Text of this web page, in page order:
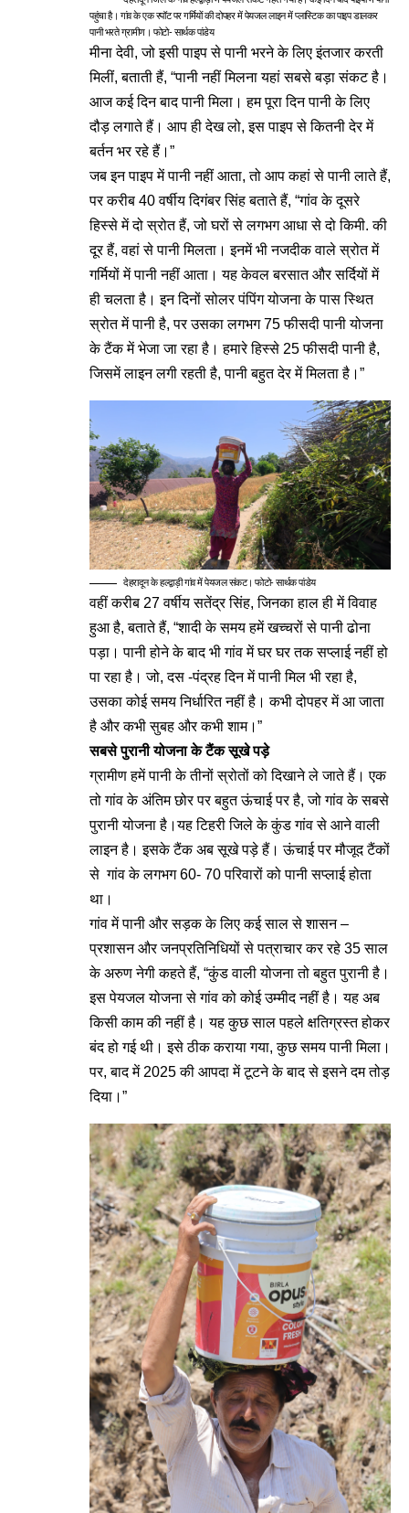
पहुंचा है। गांव के एक स्पॉट पर गर्मियों की दोपहर में पेयजल लाइन में प्लास्टिक का पाइप डालकर
पानी भरते ग्रामीण। फोटो- सार्थक पांडेय
मीना देवी, जो इसी पाइप से पानी भरने के लिए इंतजार करती
मिलीं, बताती हैं, “पानी नहीं मिलना यहां सबसे बड़ा संकट है।
आज कई दिन बाद पानी मिला। हम पूरा दिन पानी के लिए
दौड़ लगाते हैं। आप ही देख लो, इस पाइप से कितनी देर में
बर्तन भर रहे हैं।”
जब इन पाइप में पानी नहीं आता, तो आप कहां से पानी लाते हैं,
पर करीब 40 वर्षीय दिगंबर सिंह बताते हैं, “गांव के दूसरे
हिस्से में दो स्रोत हैं, जो घरों से लगभग आधा से दो किमी. की
दूर हैं, वहां से पानी मिलता। इनमें भी नजदीक वाले स्रोत में
गर्मियों में पानी नहीं आता। यह केवल बरसात और सर्दियों में
ही चलता है। इन दिनों सोलर पंपिंग योजना के पास स्थित
स्रोत में पानी है, पर उसका लगभग 75 फीसदी पानी योजना
के टैंक में भेजा जा रहा है। हमारे हिस्से 25 फीसदी पानी है,
जिसमें लाइन लगी रहती है, पानी बहुत देर में मिलता है।”
देहरादून के हल्द्वाड़ी गांव में पेयजल संकट। फोटो- सार्थक पांडेय
वहीं करीब 27 वर्षीय सतेंद्र सिंह, जिनका हाल ही में विवाह
हुआ है, बताते हैं, “शादी के समय हमें खच्चरों से पानी ढोना
पड़ा। पानी होने के बाद भी गांव में घर घर तक सप्लाई नहीं हो
पा रहा है। जो, दस -पंद्रह दिन में पानी मिल भी रहा है,
उसका कोई समय निर्धारित नहीं है। कभी दोपहर में आ जाता
है और कभी सुबह और कभी शाम।”
सबसे पुरानी योजना के टैंक सूखे पड़े
ग्रामीण हमें पानी के तीनों स्रोतों को दिखाने ले जाते हैं। एक
तो गांव के अंतिम छोर पर बहुत ऊंचाई पर है, जो गांव के सबसे
पुरानी योजना है।यह टिहरी जिले के कुंड गांव से आने वाली
लाइन है। इसके टैंक अब सूखे पड़े हैं। ऊंचाई पर मौजूद टैंकों
से गांव के लगभग 60- 70 परिवारों को पानी सप्लाई होता
था।
गांव में पानी और सड़क के लिए कई साल से शासन –
प्रशासन और जनप्रतिनिधियों से पत्राचार कर रहे 35 साल
के अरुण नेगी कहते हैं, “कुंड वाली योजना तो बहुत पुरानी है।
इस पेयजल योजना से गांव को कोई उम्मीद नहीं है। यह अब
किसी काम की नहीं है। यह कुछ साल पहले क्षतिग्रस्त होकर
बंद हो गई थी। इसे ठीक कराया गया, कुछ समय पानी मिला।
पर, बाद में 2025 की आपदा में टूटने के बाद से इसने दम तोड़
दिया।”